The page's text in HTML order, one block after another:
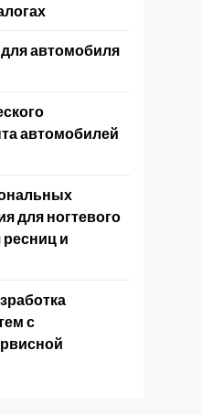
для автомобиля
автомобилей
для ногтевого
и
с